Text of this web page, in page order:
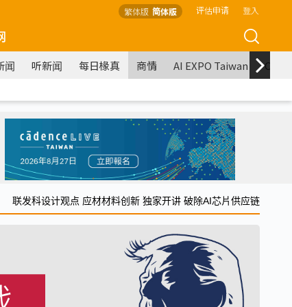
繁体版 简体版 评估申请 登入
闻 听新闻 每日椽真 商情 AI EXPO Taiwan
联发科设计观点 应材材料创新 独家开讲 破除AI芯片供应链